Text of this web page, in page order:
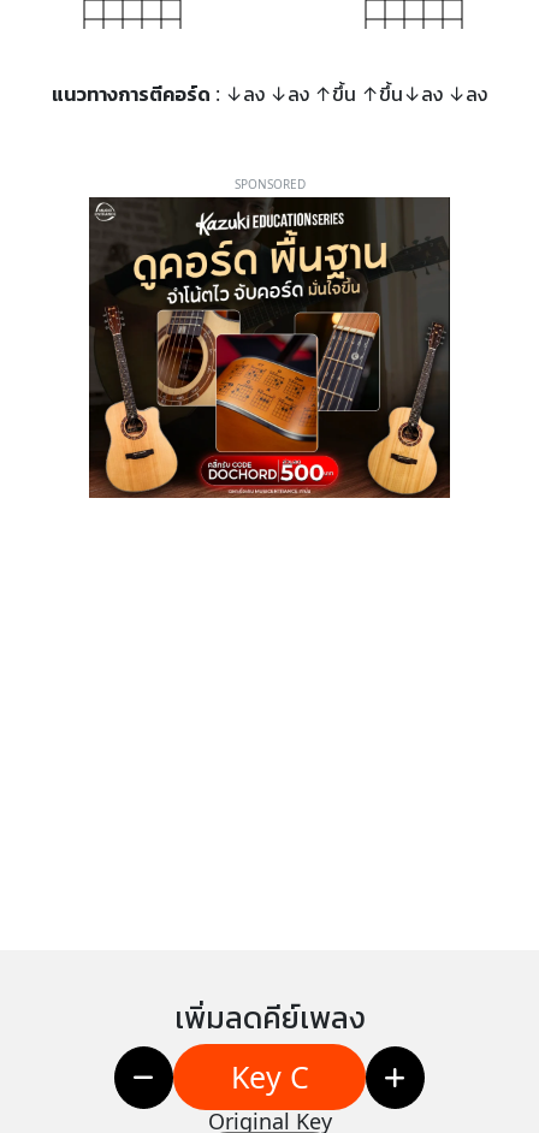
แนวทางการตีคอร์ด : ↓ลง ↓ลง ↑ขึ้น ↑ขึ้น↓ลง ↓ลง
SPONSORED
เพิ่มลดคีย์เพลง
Key C
Original Key